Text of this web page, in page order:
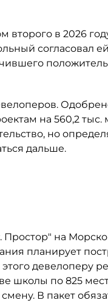
в 2026
согласовал
на 560,2
но
дальше.
на
планирует
девелоперу
школы по 825
В пакет